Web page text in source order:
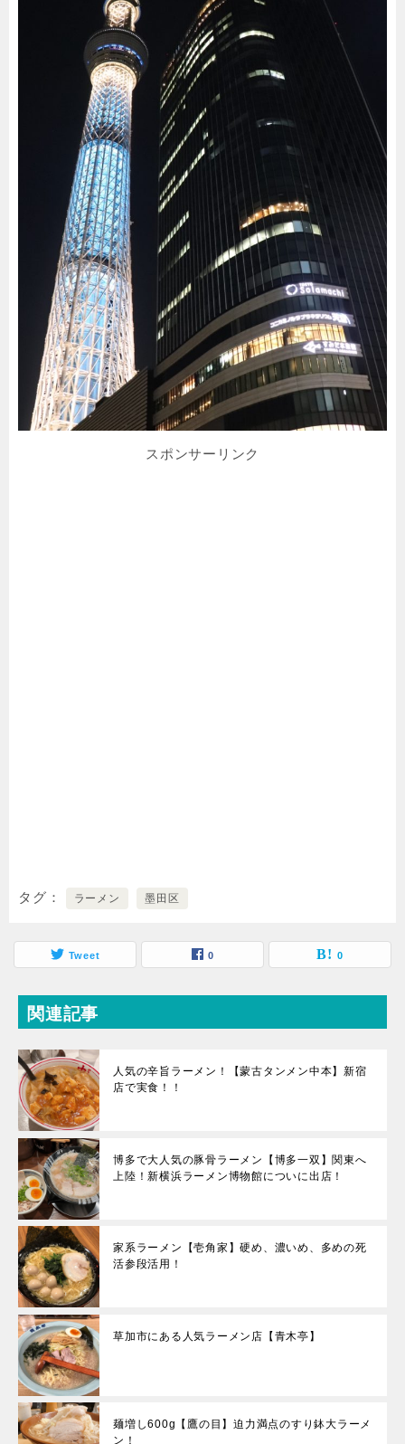
スポンサーリンク
タグ ラーメン 墨田区
Tweet 0 0
関連記事
人気の辛旨ラーメン！【蒙古タンメン中本】新宿
店で実食！！
博多で大人気の豚骨ラーメン【博多一双】関東へ
上陸！新横浜ラーメン博物館についに出店！
家系ラーメン【壱角家】硬め、濃いめ、多めの死
活参段活用！
草加市にある人気ラーメン店【青木亭】
麺増し600g【鷹の目】迫力満点のすり鉢大ラーメ
ン！